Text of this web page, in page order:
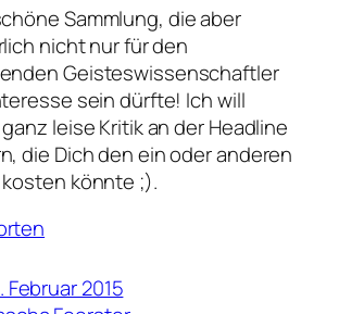
Sammlung, die aber
nicht nur für den
Geisteswissenschaftler
sein dürfte! Ich will
leise Kritik an der Headline
die Dich den ein oder anderen
könnte ;).
Februar 2015